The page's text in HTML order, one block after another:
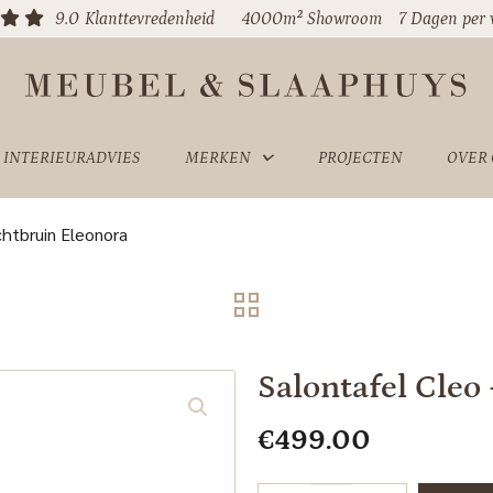
9.0 Klanttevredenheid 4000m² Showroom 7 Dagen per
INTERIEURADVIES MERKEN PROJECTEN OVER
Eleonora
Salontafel
€499.00